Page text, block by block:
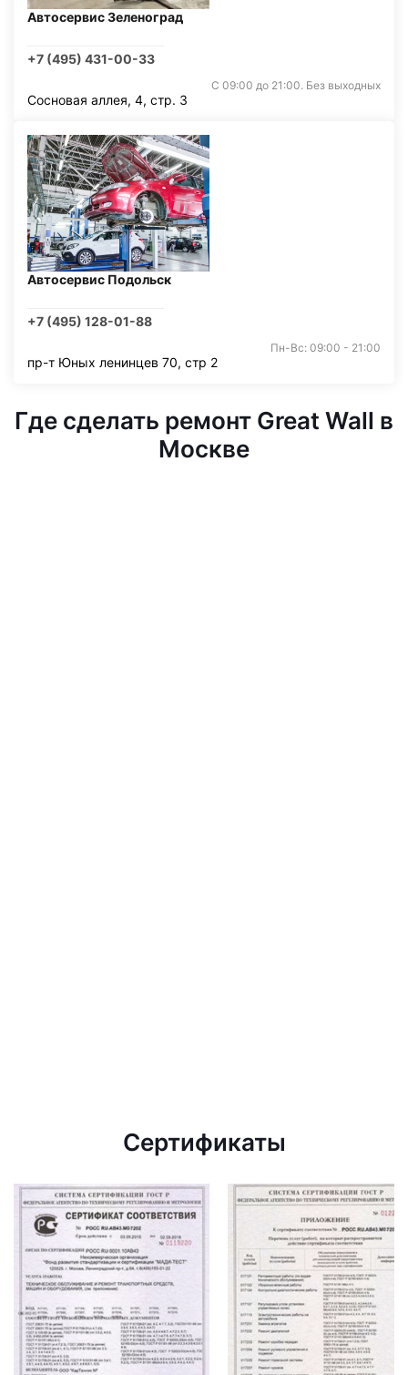
Автосервис Зеленоград
+7 (495) 431-00-33
С 09:00 до 21:00. Без выходных
Сосновая аллея, 4, стр. 3
Автосервис Подольск
+7 (495) 128-01-88
Пн-Вс: 09:00 - 21:00
пр-т Юных ленинцев 70, стр 2
Где сделать ремонт Great Wall в
Москве
Сертификаты